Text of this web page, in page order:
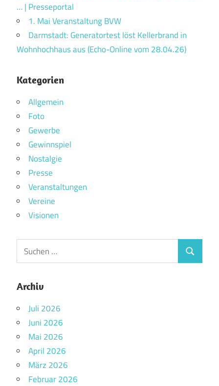
… | Presseportal
1. Mai Veranstaltung BVW
Darmstadt: Generatortest löst Kellerbrand in
Wohnhochhaus aus (Echo-Online vom 28.04.26)
Kategorien
Allgemein
Foto
Gewerbe
Gewinnspiel
Nostalgie
Presse
Veranstaltungen
Vereine
Visionen
Archiv
Juli 2026
Juni 2026
Mai 2026
April 2026
März 2026
Februar 2026